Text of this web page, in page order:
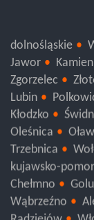
dolnośląskie
Jawor
Zgorzelec
Lubin
Kłodzko
Oleśnica
Trzebnica
kujawsko-
Chełmno
Wąbrzeźno